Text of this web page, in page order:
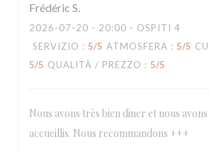
Frédéric S
2026-07-20 - 20:00 - OSPITI 4
SERVIZIO : 5/5 ATMOSFERA : 5/5
5/5 QUALITÀ / PREZZO : 5/5
Nous avons très bien diner et nous
accueillis. Nous recommandons +++